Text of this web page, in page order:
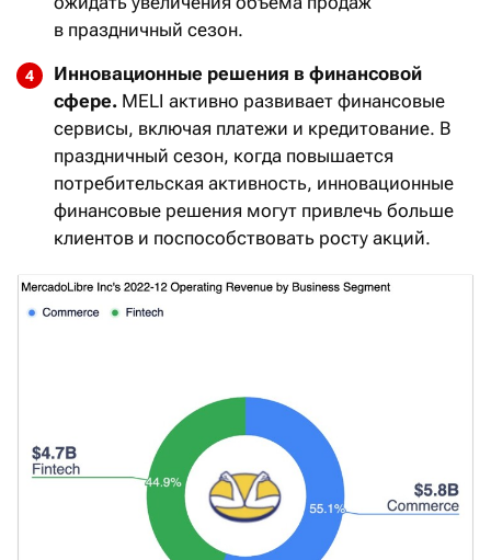
в праздничный сезон.
Инновационные решения в финансовой
сфере. MELI активно развивает финансовые
сервисы, включая платежи и кредитование. В
праздничный сезон, когда повышается
потребительская активность, инновационные
финансовые решения могут привлечь больше
клиентов и поспособствовать росту акций.